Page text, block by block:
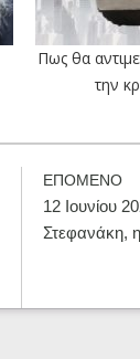
Πως θα
την
ΕΠΟΜΕΝΟ
12 Ιουνίου
Στεφανάκη,